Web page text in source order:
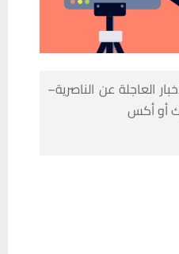
العاجلة عن الناصرية–
أو أكس